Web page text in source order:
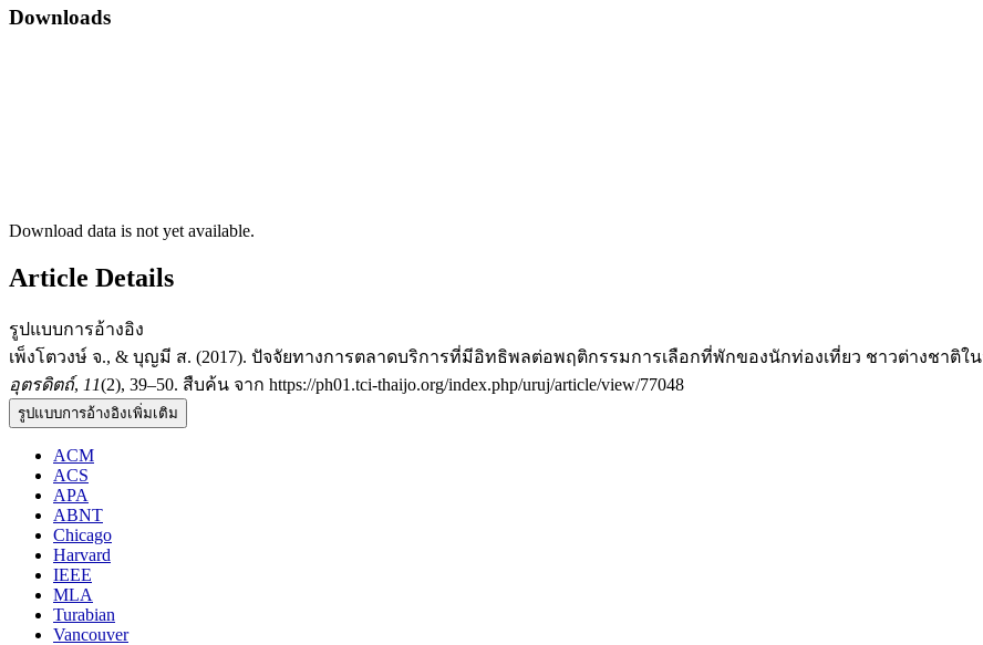
Downloads
Download data is not yet available.
Article Details
รูปแบบการอ้างอิง
เพ็งโตวงษ์ จ., & บุญมี ส. (2017). ปัจจัยทางการตลาดบริการที่มีอิทธิพลต่อพฤติกรรมการเลือกที่พักของนักท่องเที่ยว ชาวต่างชาติใ
อุตรดิตถ์, 11(2), 39–50. สืบค้น จาก https://ph01.tci-thaijo.org/index.php/uruj/article/view/77048
รูปแบบการอ้างอิงเพิ่มเติม
ACM
ACS
APA
ABNT
Chicago
Harvard
IEEE
MLA
Turabian
Vancouver